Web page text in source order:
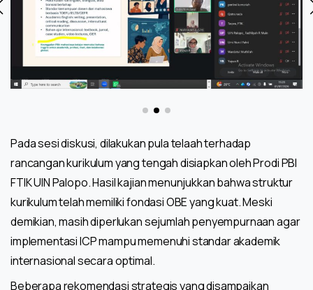
Pada sesi diskusi, dilakukan pula telaah terhadap
rancangan kurikulum yang tengah disiapkan oleh Prodi PBI
FTIK UIN Palopo. Hasil kajian menunjukkan bahwa struktur
kurikulum telah memiliki fondasi OBE yang kuat. Meski
demikian, masih diperlukan sejumlah penyempurnaan agar
implementasi ICP mampu memenuhi standar akademik
internasional secara optimal.
Beberapa rekomendasi strategis yang disampaikan